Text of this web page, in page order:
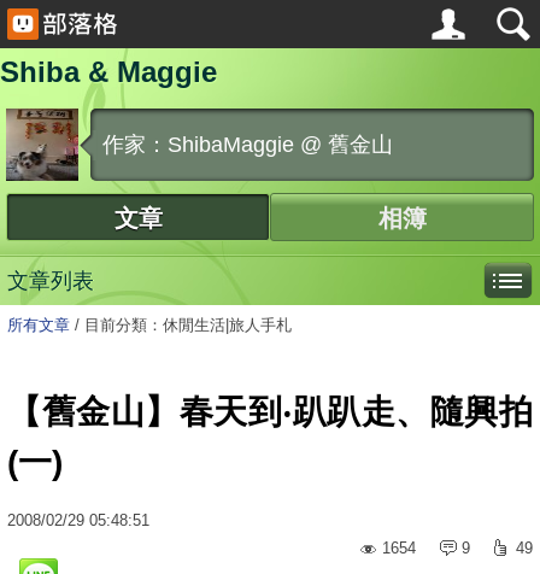
Shiba & Maggie
作家：ShibaMaggie @ 舊金山
文章 相簿
文章列表
所有文章 / 目前分類：休閒生活|旅人手札
【舊金山】春天到‧趴趴走、隨興拍
(一)
2008/02/29 05:48:51
1654
9 49